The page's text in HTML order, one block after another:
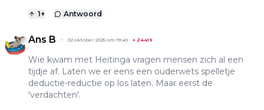
1+ Antwoord
Ans B 02 oktober 2025 om 19:40 + 24419
Wie kwam met Heitinga vragen mensen zich al een
tijdje af. Laten we er eens een ouderwets spelletje
deductie-reductie op los laten. Maar eerst de
'verdachten'.